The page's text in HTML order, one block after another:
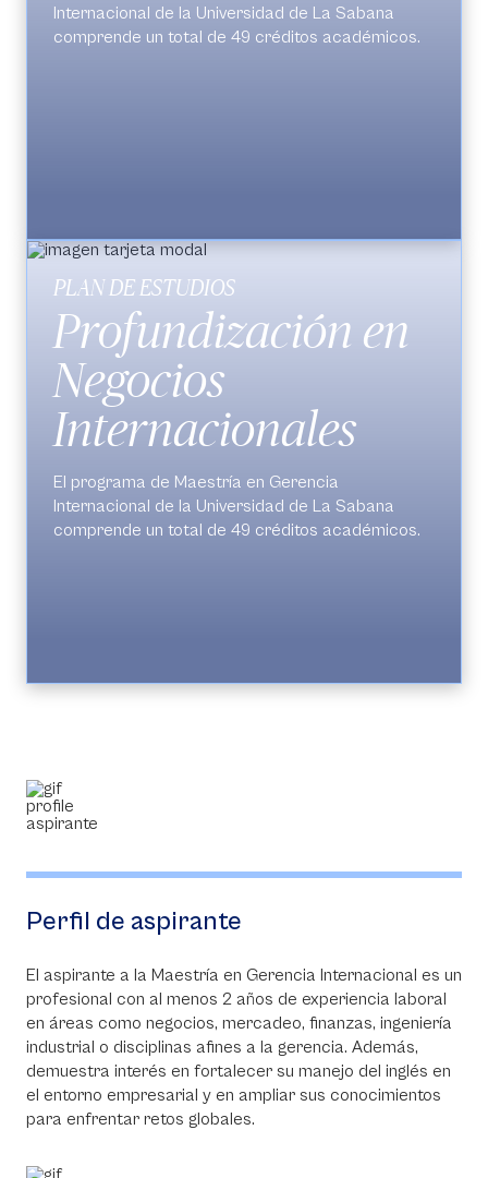
Internacional de la Universidad de La Sabana
comprende un total de 49 créditos académicos.
PLAN DE ESTUDIOS
Profundización en
Negocios
Internacionales
El programa de Maestría en Gerencia
Internacional de la Universidad de La Sabana
comprende un total de 49 créditos académicos.
Perfil de aspirante
El aspirante a la Maestría en Gerencia Internacional es un
profesional con al menos 2 años de experiencia laboral
en áreas como negocios, mercadeo, finanzas, ingeniería
industrial o disciplinas afines a la gerencia. Además,
demuestra interés en fortalecer su manejo del inglés en
el entorno empresarial y en ampliar sus conocimientos
para enfrentar retos globales.